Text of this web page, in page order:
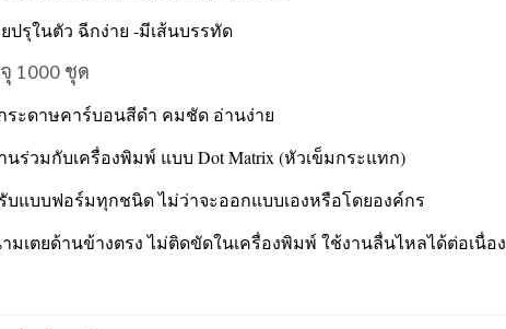
ปรุในตัว ฉีกง่าย -มีเส้นบรรทัด
1000 ชุด
ระดาษคาร์บอนสีดำ คมชัด อ่านง่าย
นร่วมกับเครื่องพิมพ์ แบบ Dot Matrix (หัวเข็มกระแทก)
บแบบฟอร์มทุกชนิด ไม่ว่าจะออกแบบเองหรือโดยองค์กร
มเตยด้านข้างตรง ไม่ติดขัดในเครื่องพิมพ์ ใช้งานลื่นไหลได้ต่อเนื่อง